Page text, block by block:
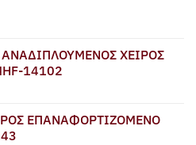
ΧΕΙΡΟΣ
14102
ΕΠΑΝΑΦΟΡΤΙΖΟΜΕΝΟ